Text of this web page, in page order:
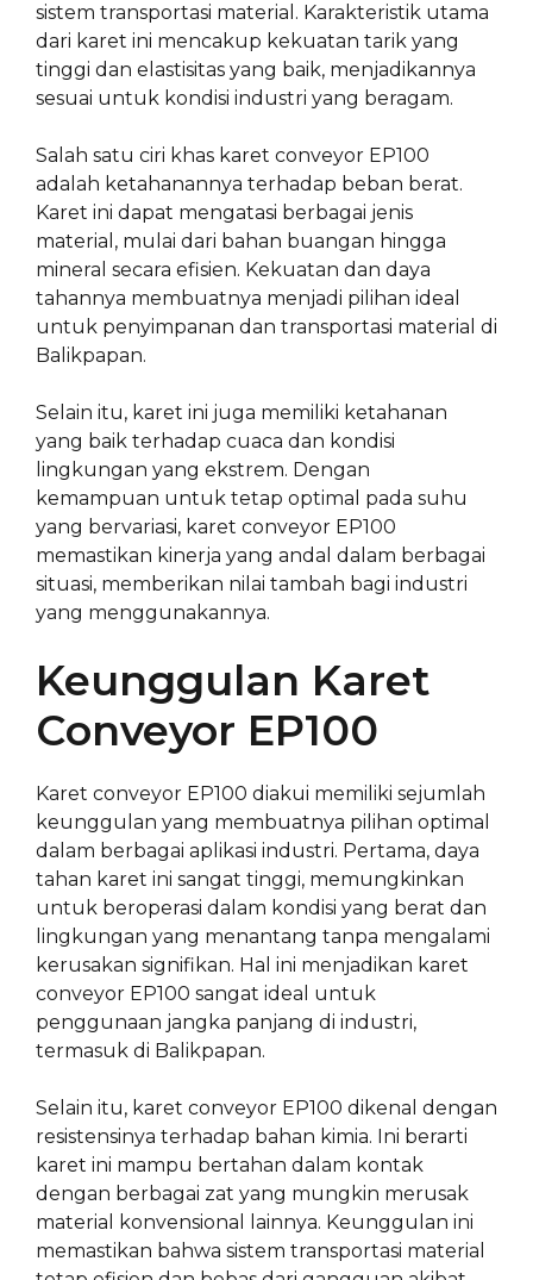
sistem transportasi material. Karakteristik utama
dari karet ini mencakup kekuatan tarik yang
tinggi dan elastisitas yang baik, menjadikannya
sesuai untuk kondisi industri yang beragam.
Salah satu ciri khas karet conveyor EP100
adalah ketahanannya terhadap beban berat.
Karet ini dapat mengatasi berbagai jenis
material, mulai dari bahan buangan hingga
mineral secara efisien. Kekuatan dan daya
tahannya membuatnya menjadi pilihan ideal
untuk penyimpanan dan transportasi material di
Balikpapan.
Selain itu, karet ini juga memiliki ketahanan
yang baik terhadap cuaca dan kondisi
lingkungan yang ekstrem. Dengan
kemampuan untuk tetap optimal pada suhu
yang bervariasi, karet conveyor EP100
memastikan kinerja yang andal dalam berbagai
situasi, memberikan nilai tambah bagi industri
yang menggunakannya.
Keunggulan Karet
Conveyor EP100
Karet conveyor EP100 diakui memiliki sejumlah
keunggulan yang membuatnya pilihan optimal
dalam berbagai aplikasi industri. Pertama, daya
tahan karet ini sangat tinggi, memungkinkan
untuk beroperasi dalam kondisi yang berat dan
lingkungan yang menantang tanpa mengalami
kerusakan signifikan. Hal ini menjadikan karet
conveyor EP100 sangat ideal untuk
penggunaan jangka panjang di industri,
termasuk di Balikpapan.
Selain itu, karet conveyor EP100 dikenal dengan
resistensinya terhadap bahan kimia. Ini berarti
karet ini mampu bertahan dalam kontak
dengan berbagai zat yang mungkin merusak
material konvensional lainnya. Keunggulan ini
memastikan bahwa sistem transportasi material